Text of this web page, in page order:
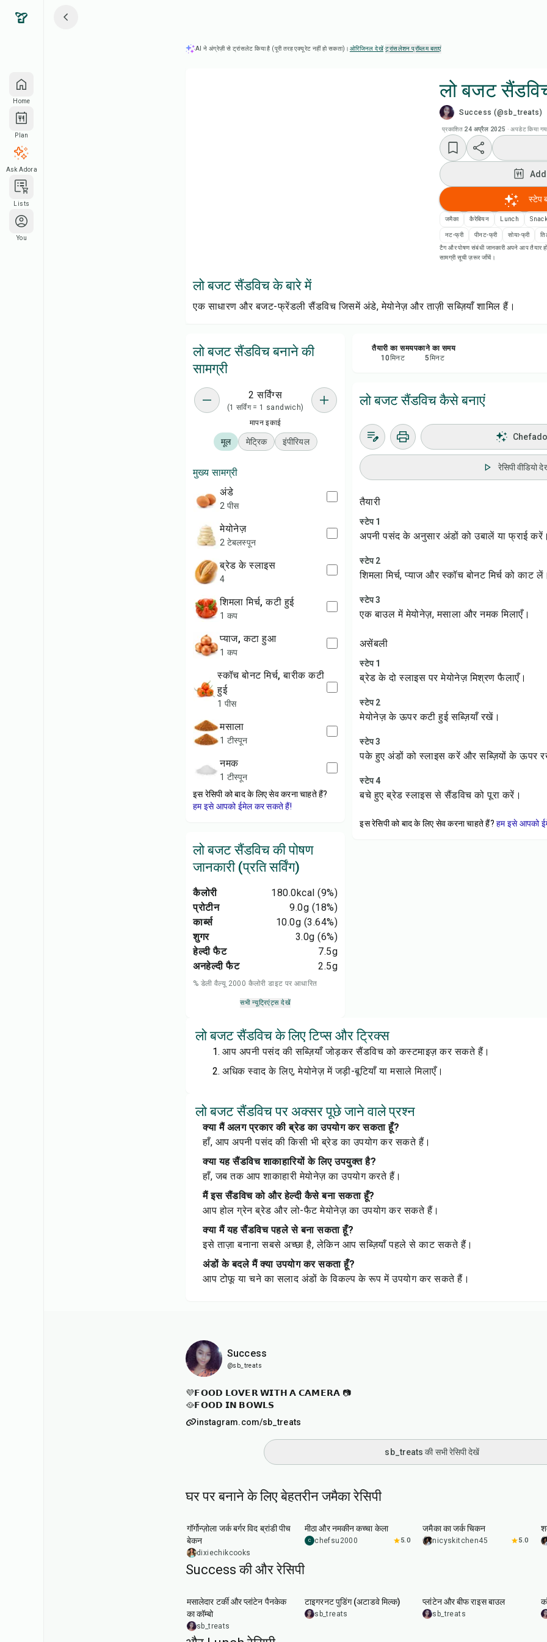
Home
Plan
Ask Adora
Lists
You
AI ने अंग्रेज़ी से ट्रांसलेट किया है (पूरी तरह एक्यूरेट नहीं हो सकता)। ओरिजिनल देखें·ट्रांसलेशन प्रॉब्लम बताएं
लो बजट
Success (@sb_treats)
प्रकाशित 24 अप्रैल 2025 ·अपडेट किया
स्टेप
जमैका कैरेबियन Lunch Snack
नट-फ्री पीनट-फ्री सोया-फ्री
टैग और पोषण संबंधी जानकारी अपने आप तैयार
सामग्री सूची ज़रूर जाँचें।
लो बजट सैंडविच के बारे में
एक साधारण और बजट-फ्रेंडली सैंडविच जिसमें अंडे, मेयोनेज़ और ताज़ी सब्ज़ियाँ शामिल हैं।
लो बजट सैंडविच बनाने की
सामग्री
2 सर्विंग्स
(1 सर्विंग = 1 sandwich)
मापन इकाई
मूल मेट्रिक इंपीरियल
मुख्य सामग्री
अंडे
2 पीस
मेयोनेज़
2 टेबलस्पून
ब्रेड के स्लाइस
4
शिमला मिर्च, कटी हुई
1 कप
प्याज, कटा हुआ
1 कप
स्कॉच बोनट मिर्च, बारीक कटी
हुई
1 पीस
मसाला
1 टीस्पून
नमक
1 टीस्पून
इस रेसिपी को बाद के लिए सेव करना चाहते हैं?
हम इसे आपको ईमेल कर सकते हैं!
लो बजट सैंडविच की पोषण
जानकारी (प्रति सर्विंग)
कैलोरी 180.0kcal (9%)
प्रोटीन
9.0g (18%)
कार्ब्स
10.0g (3.64%)
शुगर
3.0g (6%)
हेल्दी फैट
7.5g
अनहेल्दी फैट
2.5g
% डेली वैल्यू 2000 कैलोरी डाइट पर आधारित
सभी न्यूट्रिएंट्स देखें
तैयारी का समय
10मिनट
पकाने का समय
5मिनट
लो बजट सैंडविच कैसे बनाएं
रेसिपी वीडियो
तैयारी
स्टेप 1
अपनी पसंद के अनुसार अंडों को उबालें या फ्राई करें।
स्टेप 2
शिमला मिर्च, प्याज और स्कॉच बोनट मिर्च को काट लें।
स्टेप 3
एक बाउल में मेयोनेज़, मसाला और नमक मिलाएँ।
असेंबली
स्टेप 1
ब्रेड के दो स्लाइस पर मेयोनेज़ मिश्रण फैलाएँ।
स्टेप 2
मेयोनेज़ के ऊपर कटी हुई सब्ज़ियाँ रखें।
स्टेप 3
पके हुए अंडों को स्लाइस करें और सब्ज़ियों के ऊपर
स्टेप 4
बचे हुए ब्रेड स्लाइस से सैंडविच को पूरा करें।
इस रेसिपी को बाद के लिए सेव करना चाहते हैं? हम इसे आपको
लो बजट सैंडविच के लिए टिप्स और ट्रिक्स
आप अपनी पसंद की सब्ज़ियाँ जोड़कर सैंडविच को कस्टमाइज़ कर सकते हैं।
अधिक स्वाद के लिए, मेयोनेज़ में जड़ी-बूटियाँ या मसाले मिलाएँ।
लो बजट सैंडविच पर अक्सर पूछे जाने वाले प्रश्न
क्या मैं अलग प्रकार की ब्रेड का उपयोग कर सकता हूँ?
हाँ, आप अपनी पसंद की किसी भी ब्रेड का उपयोग कर सकते हैं।
क्या यह सैंडविच शाकाहारियों के लिए उपयुक्त है?
हाँ, जब तक आप शाकाहारी मेयोनेज़ का उपयोग करते हैं।
मैं इस सैंडविच को और हेल्दी कैसे बना सकता हूँ?
आप होल ग्रेन ब्रेड और लो-फैट मेयोनेज़ का उपयोग कर सकते हैं।
क्या मैं यह सैंडविच पहले से बना सकता हूँ?
इसे ताज़ा बनाना सबसे अच्छा है, लेकिन आप सब्ज़ियाँ पहले से काट सकते हैं।
अंडों के बदले मैं क्या उपयोग कर सकता हूँ?
आप टोफू या चने का सलाद अंडों के विकल्प के रूप में उपयोग कर सकते हैं।
Success
@sb_treats
💜𝗙𝗢𝗢𝗗 𝗟𝗢𝗩𝗘𝗥 𝗪𝗜𝗧𝗛 𝗔 𝗖𝗔𝗠𝗘𝗥𝗔 📷
🥘𝗙𝗢𝗢𝗗 𝗜𝗡 𝗕𝗢𝗪𝗟𝗦
instagram.com/sb_treats
sb_treats की सभी रेसिपी देखें
घर पर बनाने के लिए बेहतरीन जमैका रेसिपी
गॉर्गोन्ज़ोला जर्क बर्गर विद ब्रांडी पीच
बेकन
dixiechikcooks
मीठा और नमकीन कच्चा केला
C chefsu2000 5.0
जमैका का जर्क चिकन
nicyskitchen45 5.0
Success की और रेसिपी
मसालेदार टर्की और प्लांटेन पैनकेक
का कॉम्बो
sb_treats
टाइगरनट पुडिंग (अटाडवे मिल्क)
sb_treats
प्लांटेन और बीफ राइस बाउल
sb_treats